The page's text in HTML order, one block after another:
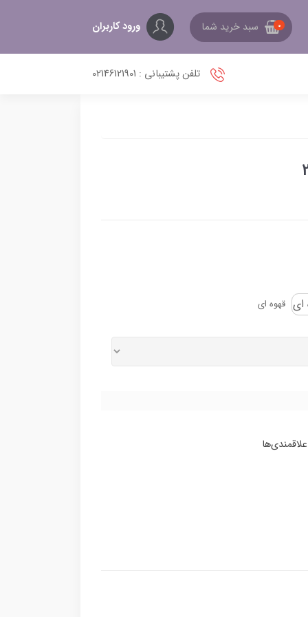
0 سبد خرید شما ورود کاربران
تلفن پشتیبانی : 02146121901
قهوه ای